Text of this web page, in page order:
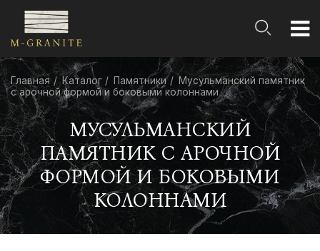
Главная Каталог Памятники
Мусульманский памятник
с арочной формой и боковыми колоннами
МУСУЛЬМАНСКИЙ
ПАМЯТНИК С АРОЧНОЙ
ФОРМОЙ И БОКОВЫМИ
КОЛОННАМИ